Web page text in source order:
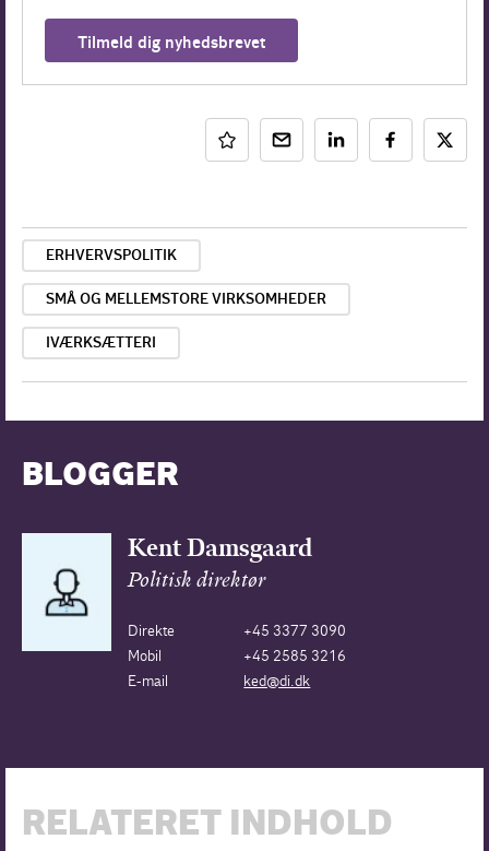
Tilmeld dig nyhedsbrevet
ERHVERVSPOLITIK
SMÅ OG MELLEMSTORE VIRKSOMHEDER
IVÆRKSÆTTERI
BLOGGER
Kent Damsgaard
Politisk direktør
Direkte
+45 3377 3090
Mobil
+45 2585 3216
E-mail
ked@di.dk
RELATERET INDHOLD